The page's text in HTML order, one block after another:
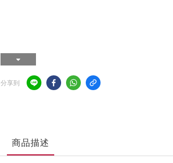
分享到
商品描述